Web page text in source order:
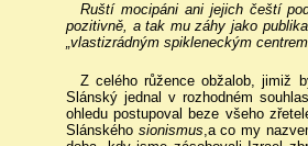
Ruští mocipáni ani jejich čeští
pozitivně, a tak mu záhy jako
„vlastizrádným spikleneckým
Z celého růžence obžalob, jimiž
Slánský jednal v rozhodném
ohledu postupoval beze všeho
Slánského sionismus,a co my